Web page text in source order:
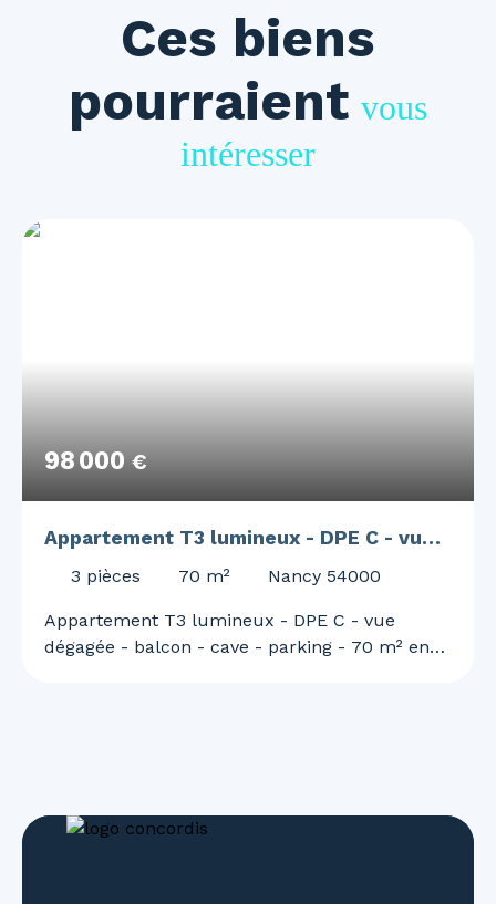
Ces biens
pourraient vous
intéresser
98 000 €
Appartement T3 lumineux - DPE C - vue
dégagée - balcon - cave - parking - 70 m²
3 pièces 70 m² Nancy 54000
Appartement T3 lumineux - DPE C - vue
dégagée - balcon - cave - parking - 70 m² env.
luminosité exceptionnelle. Cet appartement